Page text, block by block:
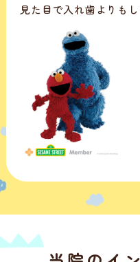
見た目で入れ歯よりも